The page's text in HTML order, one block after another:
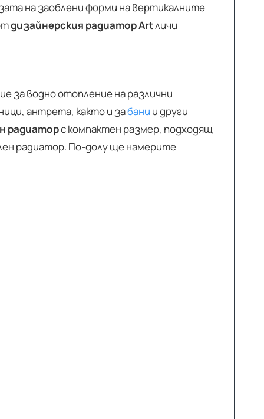
на заоблени форми на вертикалните
дизайнерския радиатор Artличи
за водно отопление на различни
антрета, както и забани и други
радиаторс компактен размер, подходящ
радиатор. По-долу ще намерите